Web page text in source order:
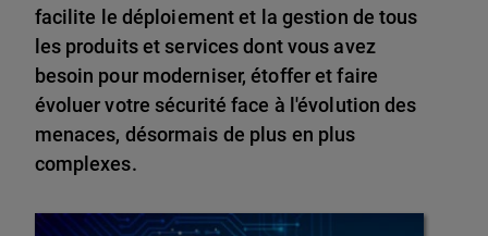
facilite le déploiement et la gestion de tous
les produits et services dont vous avez
besoin pour moderniser, étoffer et faire
évoluer votre sécurité face à l'évolution des
menaces, désormais de plus en plus
complexes.